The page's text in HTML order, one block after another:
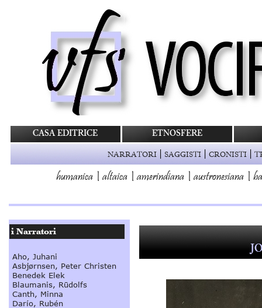
CASA EDITRICE ETNOSFERE
NARRATORI | SAGGISTI | CRONISTI |
humanica |altaica |amerindiana |austronesiana |